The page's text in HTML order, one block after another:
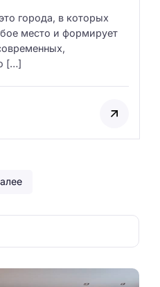
города, в которых
место и формирует
[…]